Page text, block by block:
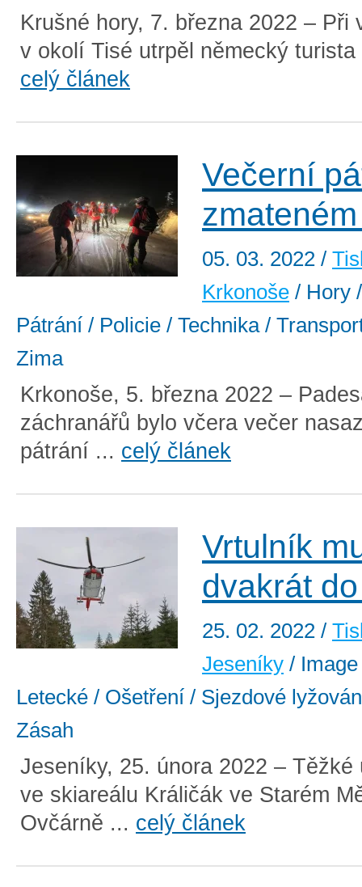
Krušné hory, 7. března 2022 – Při
v okolí Tisé utrpěl německý
celý článek
Večerní
05. 03. 2022 /
Krkonoše / Hory
Pátrání / Policie / Technika /
Zima
Krkonoše, 5. března 2022 –
záchranářů bylo včera večer
pátrání ... celý článek
Vrtulník
dvakrát
25. 02. 2022 /
Jeseníky /
Letecké / Ošetření / Sjezdové
Zásah
Jeseníky, 25. února 2022 – Těžké
ve skiareálu Králičák ve Starém
Ovčárně ... celý článek